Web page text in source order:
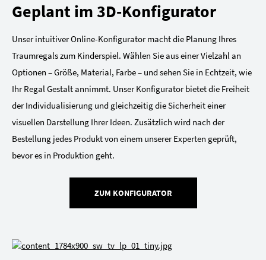
Geplant im 3D-Konfigurator
Unser intuitiver Online-Konfigurator macht die Planung Ihres
Traumregals zum Kinderspiel. Wählen Sie aus einer Vielzahl an
Optionen – Größe, Material, Farbe – und sehen Sie in Echtzeit, wie
Ihr Regal Gestalt annimmt. Unser Konfigurator bietet die Freiheit
der Individualisierung und gleichzeitig die Sicherheit einer
visuellen Darstellung Ihrer Ideen. Zusätzlich wird nach der
Bestellung jedes Produkt von einem unserer Experten geprüft,
bevor es in Produktion geht.
ZUM KONFIGURATOR